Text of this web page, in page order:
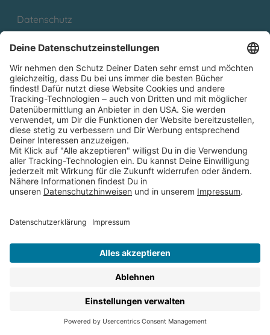
Datenschutz
Impressum
Barrierefreiheit
Cookies
Partnerprogramm (Affiliate)
Folge uns auf
* Versandkostenfrei ab 9,00 € Bestellwert innerhalb
Deutschlands
** Lieferzeit 1-3 Werktage innerhalb Deutschlands
Thienemann-Esslinger Verlag GmbH, Blumenstraße 36, D-70182
BESTELLUNG WIDERRUFEN